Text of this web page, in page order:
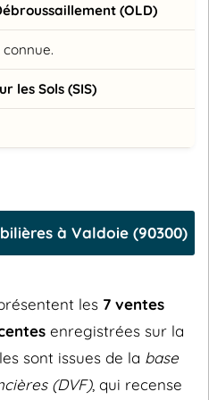
(OLD)
les Sols (SIS)
à Valdoie (90300)
les 7 ventes
enregistrées sur la
sont issues de la base
(DVF), qui recense